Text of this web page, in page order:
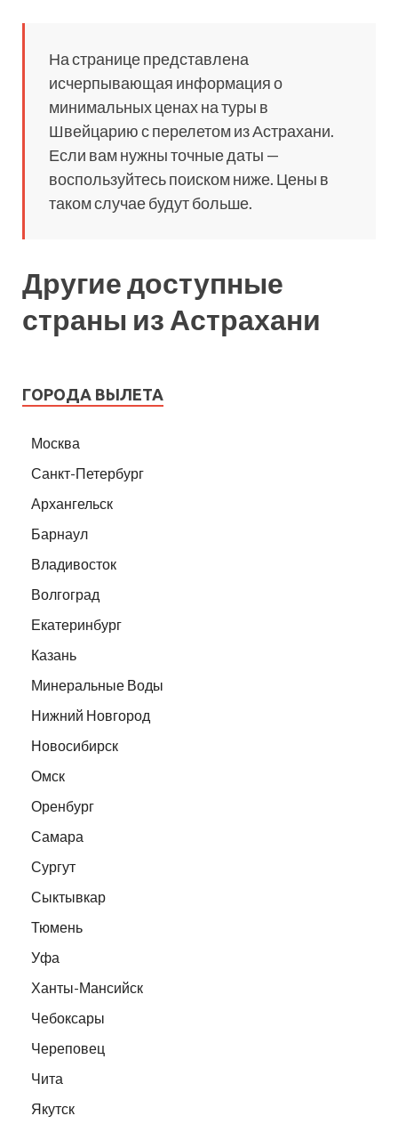
На странице представлена
исчерпывающая информация о
минимальных ценах на туры в
Швейцарию с перелетом из Астрахани.
Если вам нужны точные даты —
воспользуйтесь поиском ниже. Цены в
таком случае будут больше.
Другие доступные
страны из Астрахани
ГОРОДА ВЫЛЕТА
Москва
Санкт-Петербург
Архангельск
Барнаул
Владивосток
Волгоград
Екатеринбург
Казань
Минеральные Воды
Нижний Новгород
Новосибирск
Омск
Оренбург
Самара
Сургут
Сыктывкар
Тюмень
Уфа
Ханты-Мансийск
Чебоксары
Череповец
Чита
Якутск